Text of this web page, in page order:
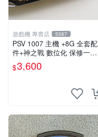
遊戲機 專賣店 5387
PSV 1007 主機 +8G 全套配
件+神之戰 數位化 保修一年
品質有保障 psvita
$3,600